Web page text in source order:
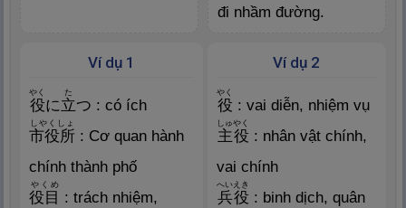
đi nhầm đường.
Ví dụ 1
役
やく
に立
た
つ : có ích
市
Nghĩa: Chợ
役
Nghĩa: Chiến đấu, phục dịch,
sai khiến
所
Nghĩa: Nơi, chốn
しやくしょ
: Cơ quan hành
chính thành phố
役 目
やくめ
: trách nhiệm,
Ví dụ 2
役
やく
: vai diễn, nhiệm vụ
主役
しゅやく
: nhân vật chính,
vai chính
兵役
へいえき
: binh dịch, quân